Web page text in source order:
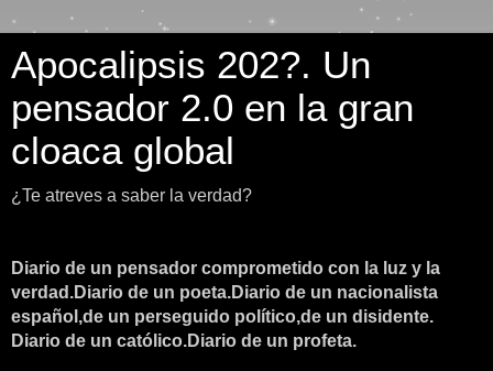
Apocalipsis 202?. Un
pensador 2.0 en la gran
cloaca global
¿Te atreves a saber la verdad?
Diario de un pensador comprometido con la luz y la
verdad.Diario de un poeta.Diario de un nacionalista
español,de un perseguido político,de un disidente.
Diario de un católico.Diario de un profeta.